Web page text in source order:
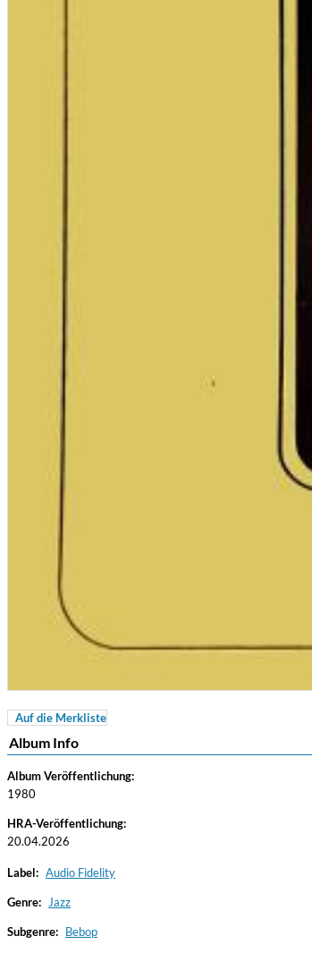
Skuli Sverrisson & Bill Frisell
Auf die Merkliste
Album Info
Album Veröffentlichung:
1980
HRA-Veröffentlichung:
20.04.2026
Label: Audio Fidelity
Genre: Jazz
Subgenre: Bebop